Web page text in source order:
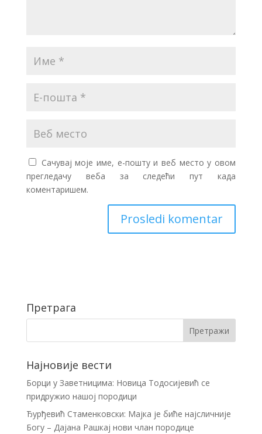
Сачувај моје име, е-пошту и веб место у овом
прегледачу веба за следећи пут када
коментаришем.
Претрага
Најновије вести
Борци у Заветницима: Новица Тодосијевић се
придружио нашој породици
Ђурђевић Стаменковски: Мајка је биће најсличније
Богу – Дајана Рашкај нови члан породице